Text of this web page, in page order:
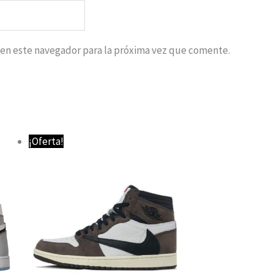
este navegador para la próxima vez que comente.
¡Oferta!